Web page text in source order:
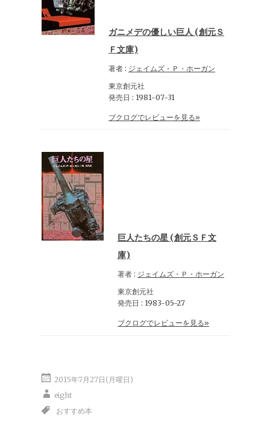
ガニメデの優しい巨人 (創元Ｓ
Ｆ文庫)
著者 : ジェイムズ・Ｐ・ホーガン
東京創元社
発売日 : 1981-07-31
ブクログでレビューを見る»
巨人たちの星 (創元ＳＦ文
庫)
著者 : ジェイムズ・Ｐ・ホーガン
東京創元社
発売日 : 1983-05-27
ブクログでレビューを見る»
2015年7月27日(月曜日)
eight
おすすめ本